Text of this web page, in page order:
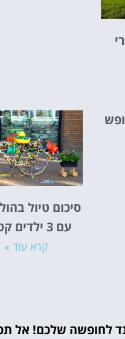
סיכום טיול
עם 3 ילדים קטנים
קרא עוד »
נופש מומלצים בהולנד לחופשה שלכם!